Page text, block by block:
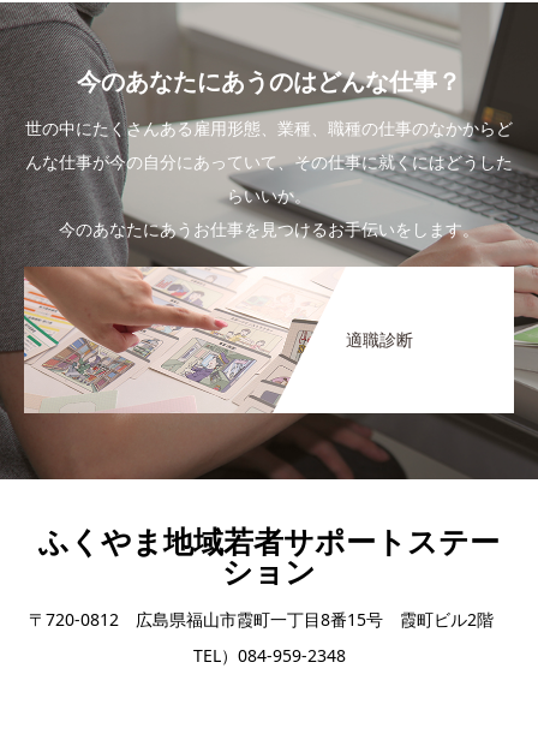
今のあなたにあうのはどんな仕事？
世の中にたくさんある雇用形態、業種、職種の仕事のなかからど
んな仕事が今の自分にあっていて、その仕事に就くにはどうした
らいいか。
今のあなたにあうお仕事を見つけるお手伝いをします。
適職診断
ふくやま地域若者サポートステー
ション
〒720-0812 広島県福山市霞町一丁目8番15号 霞町ビル2階
TEL）084-959-2348